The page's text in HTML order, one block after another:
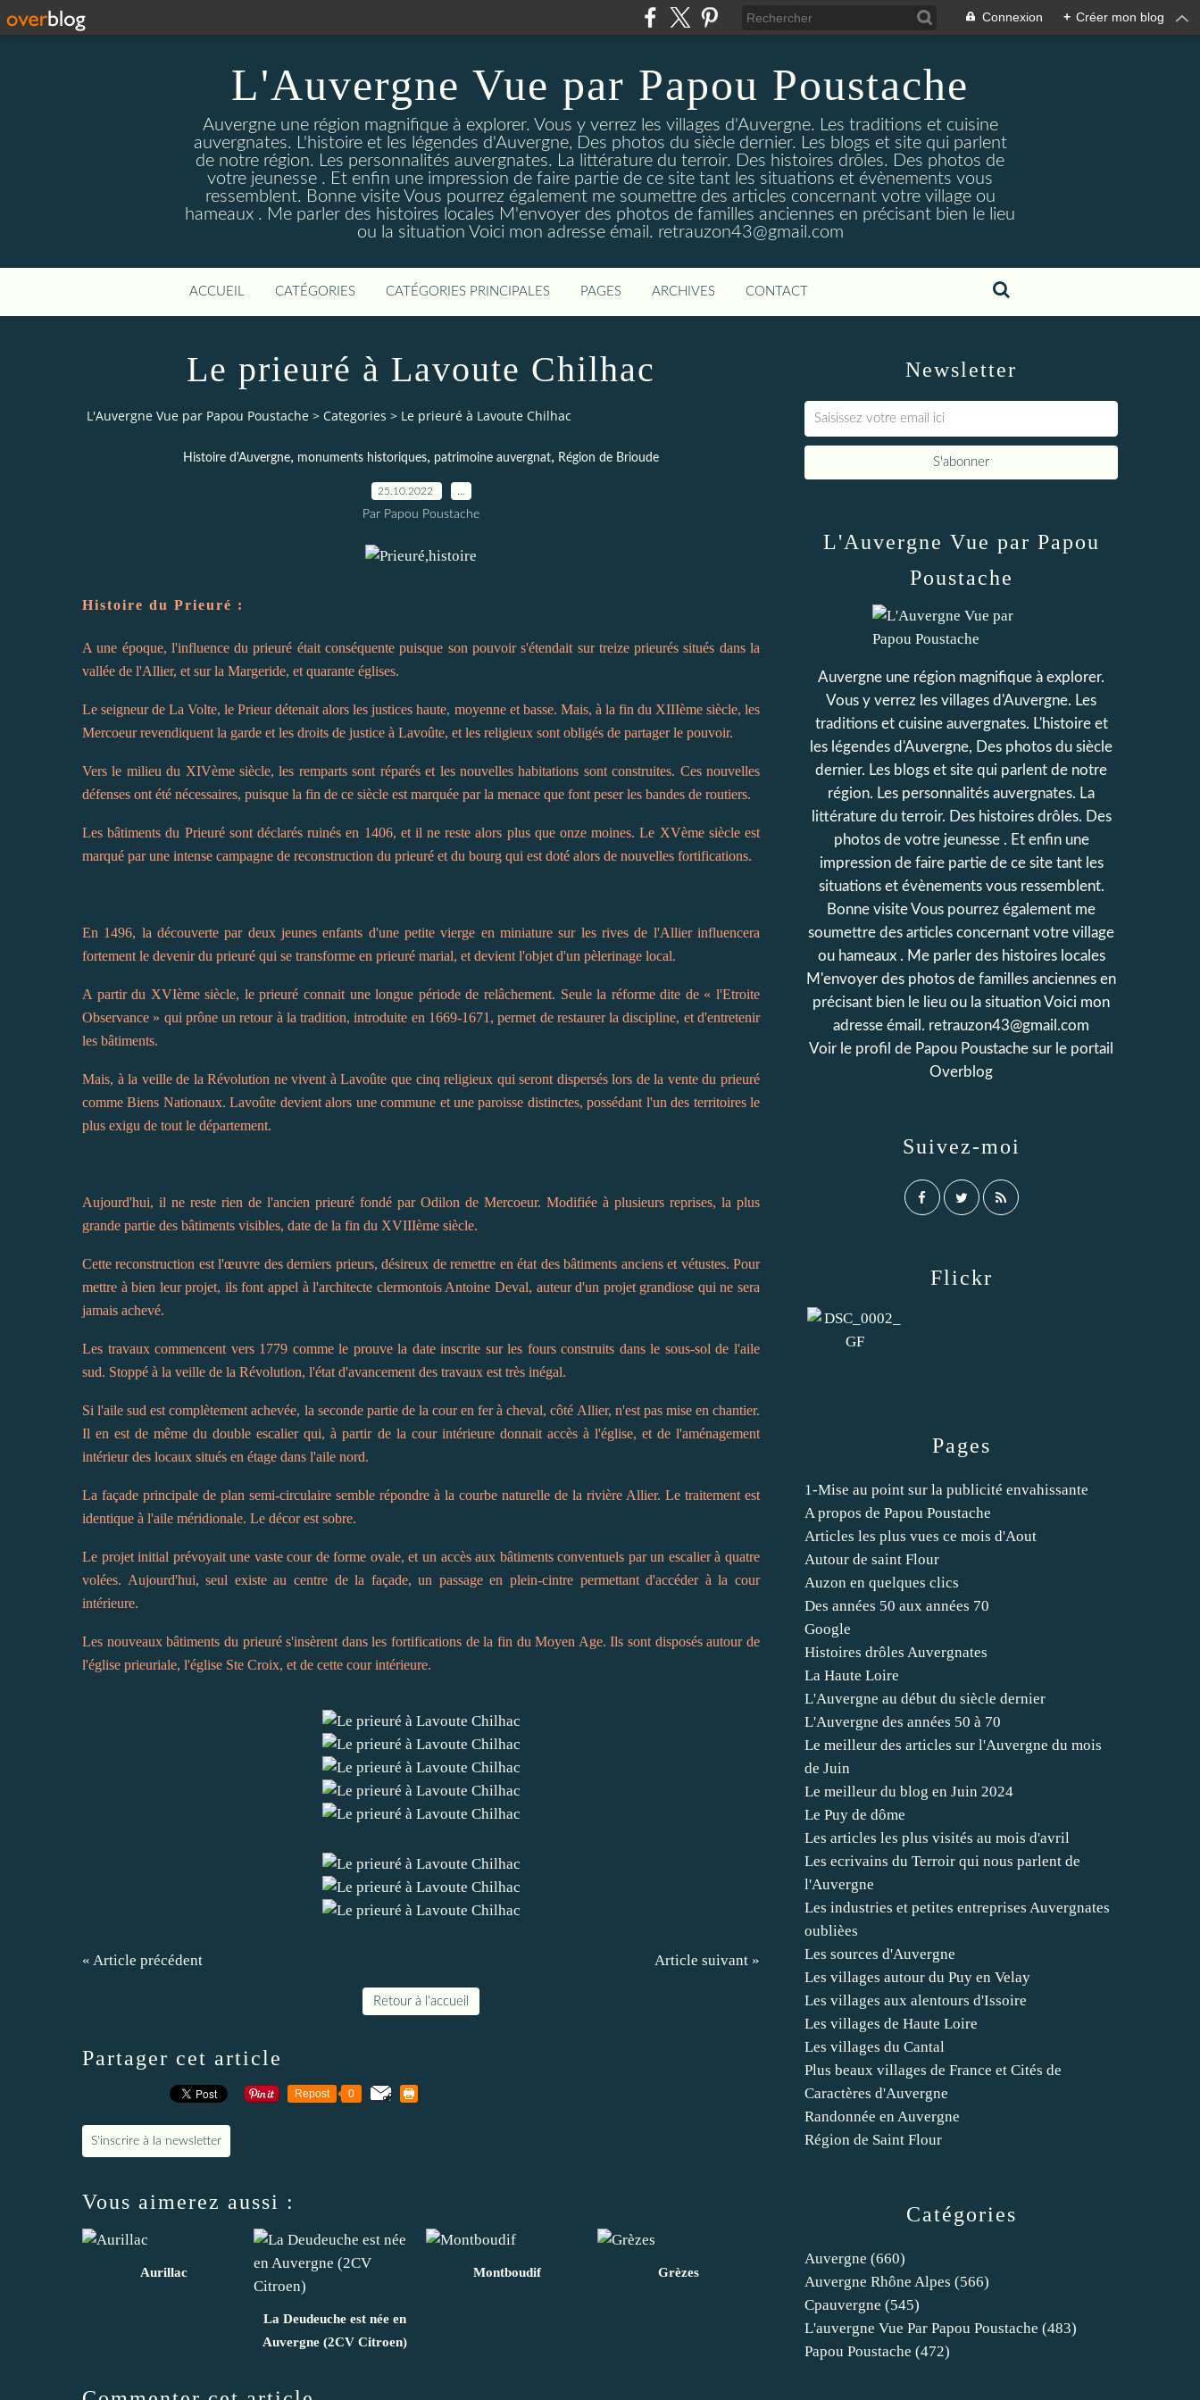
Connexion + Créer mon blog
L'Auvergne Vue par Papou Poustache
Auvergne une région magnifique à explorer. Vous y verrez les villages d'Auvergne. Les traditions et cuisine
auvergnates. L'histoire et les légendes d'Auvergne, Des photos du siècle dernier. Les blogs et site qui parlent
de notre région. Les personnalités auvergnates. La littérature du terroir. Des histoires drôles. Des photos de
votre jeunesse . Et enfin une impression de faire partie de ce site tant les situations et évènements vous
ressemblent. Bonne visite Vous pourrez également me soumettre des articles concernant votre village ou
hameaux . Me parler des histoires locales M'envoyer des photos de familles anciennes en précisant bien le lieu
ou la situation Voici mon adresse émail. retrauzon43@gmail.com
ACCUEIL CATÉGORIES CATÉGORIES PRINCIPALES PAGES ARCHIVES CONTACT
Le prieuré à Lavoute Chilhac
L'Auvergne Vue par Papou Poustache > Categories > Le prieuré à Lavoute Chilhac
Histoire d'Auvergne, monuments historiques, patrimoine auvergnat, Région de Brioude
25.10.2022
Par Papou Poustache
Histoire du Prieuré :
A une époque, l'influence du prieuré était conséquente puisque son pouvoir s'étendait sur treize prieurés situés dans la
vallée de l'Allier, et sur la Margeride, et quarante églises.
Le seigneur de La Volte, le Prieur détenait alors les justices haute, moyenne et basse. Mais, à la fin du XIIIème siècle, les
Mercoeur revendiquent la garde et les droits de justice à Lavoûte, et les religieux sont obligés de partager le pouvoir.
Vers le milieu du XIVème siècle, les remparts sont réparés et les nouvelles habitations sont construites. Ces nouvelles
défenses ont été nécessaires, puisque la fin de ce siècle est marquée par la menace que font peser les bandes de routiers.
Les bâtiments du Prieuré sont déclarés ruinés en 1406, et il ne reste alors plus que onze moines. Le XVème siècle est
marqué par une intense campagne de reconstruction du prieuré et du bourg qui est doté alors de nouvelles fortifications.
En 1496, la découverte par deux jeunes enfants d'une petite vierge en miniature sur les rives de l'Allier influencera
fortement le devenir du prieuré qui se transforme en prieuré marial, et devient l'objet d'un pèlerinage local.
A partir du XVIème siècle, le prieuré connait une longue période de relâchement. Seule la réforme dite de « l'Etroite
Observance » qui prône un retour à la tradition, introduite en 1669-1671, permet de restaurer la discipline, et d'entretenir
les bâtiments.
Mais, à la veille de la Révolution ne vivent à Lavoûte que cinq religieux qui seront dispersés lors de la vente du prieuré
comme Biens Nationaux. Lavoûte devient alors une commune et une paroisse distinctes, possédant l'un des territoires le
plus exigu de tout le département.
Aujourd'hui, il ne reste rien de l'ancien prieuré fondé par Odilon de Mercoeur. Modifiée à plusieurs reprises, la plus
grande partie des bâtiments visibles, date de la fin du XVIIIème siècle.
Cette reconstruction est l'œuvre des derniers prieurs, désireux de remettre en état des bâtiments anciens et vétustes. Pour
mettre à bien leur projet, ils font appel à l'architecte clermontois Antoine Deval, auteur d'un projet grandiose qui ne sera
jamais achevé.
Les travaux commencent vers 1779 comme le prouve la date inscrite sur les fours construits dans le sous-sol de l'aile
sud. Stoppé à la veille de la Révolution, l'état d'avancement des travaux est très inégal.
Si l'aile sud est complètement achevée, la seconde partie de la cour en fer à cheval, côté Allier, n'est pas mise en chantier.
Il en est de même du double escalier qui, à partir de la cour intérieure donnait accès à l'église, et de l'aménagement
intérieur des locaux situés en étage dans l'aile nord.
La façade principale de plan semi-circulaire semble répondre à la courbe naturelle de la rivière Allier. Le traitement est
identique à l'aile méridionale. Le décor est sobre.
Le projet initial prévoyait une vaste cour de forme ovale, et un accès aux bâtiments conventuels par un escalier à quatre
volées. Aujourd'hui, seul existe au centre de la façade, un passage en plein-cintre permettant d'accéder à la cour
intérieure.
Les nouveaux bâtiments du prieuré s'insèrent dans les fortifications de la fin du Moyen Age. Ils sont disposés autour de
l'église prieuriale, l'église Ste Croix, et de cette cour intérieure.
« Article précédent Article suivant »
Retour à l'accueil
Partager cet article
Repost 0
S'inscrire à la newsletter
Vous aimerez aussi :
Aurillac
La Deudeuche est née en
Auvergne (2CV Citroen)
Montboudif Grèzes
Newsletter
Catégories
Auvergne (660)
Auvergne Rhône Alpes (566)
Cpauvergne (545)
L'auvergne Vue Par Papou Poustache (483)
Papou Poustache (472)
Pages
1-Mise au point sur la publicité envahissante
A propos de Papou Poustache
Articles les plus vues ce mois d'Aout
Autour de saint Flour
Auzon en quelques clics
Des années 50 aux années 70
Google
Histoires drôles Auvergnates
La Haute Loire
L'Auvergne au début du siècle dernier
L'Auvergne des années 50 à 70
Le meilleur des articles sur l'Auvergne du mois
de Juin
Le meilleur du blog en Juin 2024
Le Puy de dôme
Les articles les plus visités au mois d'avril
Les ecrivains du Terroir qui nous parlent de
l'Auvergne
Les industries et petites entreprises Auvergnates
oublièes
Les sources d'Auvergne
Les villages autour du Puy en Velay
Les villages aux alentours d'Issoire
Les villages de Haute Loire
Les villages du Cantal
Plus beaux villages de France et Cités de
Caractères d'Auvergne
Randonnée en Auvergne
Région de Saint Flour
L'Auvergne Vue par Papou
Poustache
Auvergne une région magnifique à explorer.
Vous y verrez les villages d'Auvergne. Les
traditions et cuisine auvergnates. L'histoire et
les légendes d'Auvergne, Des photos du siècle
dernier. Les blogs et site qui parlent de notre
région. Les personnalités auvergnates. La
littérature du terroir. Des histoires drôles. Des
photos de votre jeunesse . Et enfin une
impression de faire partie de ce site tant les
situations et évènements vous ressemblent.
Bonne visite Vous pourrez également me
soumettre des articles concernant votre village
ou hameaux . Me parler des histoires locales
M'envoyer des photos de familles anciennes en
précisant bien le lieu ou la situation Voici mon
adresse émail. retrauzon43@gmail.com
Voir le profil de Papou Poustache sur le portail
Overblog
Suivez-moi
Flickr